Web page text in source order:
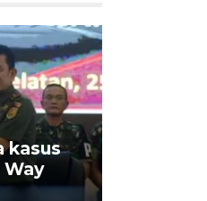
kasus